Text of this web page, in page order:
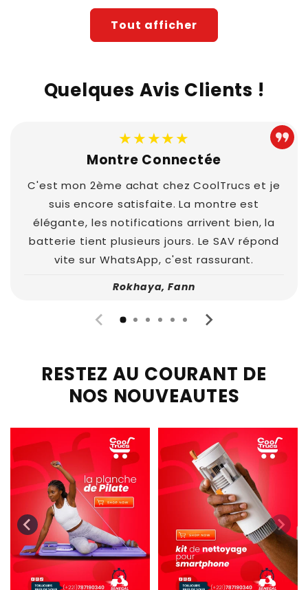
Tout afficher
Quelques Avis Clients !
★★★★★
Montre Connectée
C'est mon 2ème achat chez CoolTrucs et je
suis encore satisfaite. La montre est
élégante, les notifications arrivent bien, la
batterie tient plusieurs jours. Le SAV répond
vite sur WhatsApp, c'est rassurant.
Rokhaya, Fann
RESTEZ AU COURANT DE
NOS NOUVEAUTES